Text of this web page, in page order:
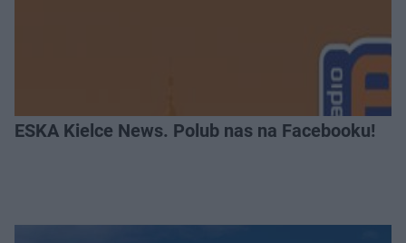
ESKA Kielce News. Polub nas na Facebooku!